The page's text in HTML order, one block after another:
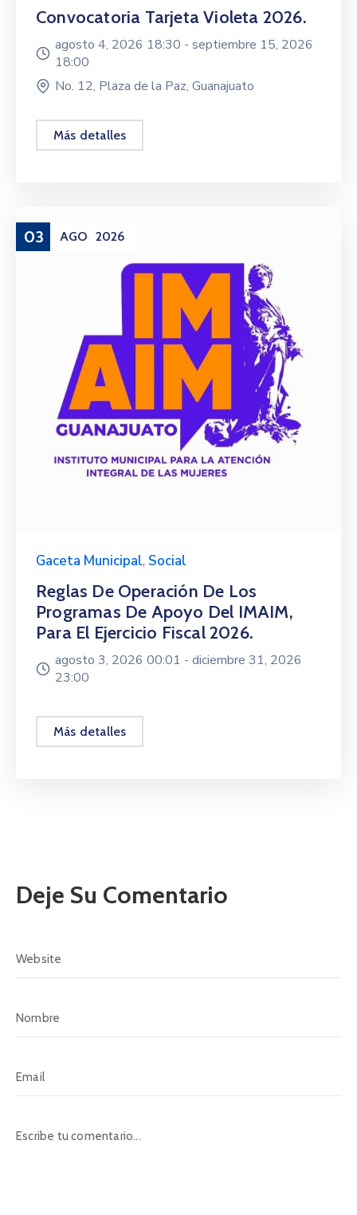
Convocatoria Tarjeta Violeta 2026.
agosto 4, 2026 18:30 - septiembre 15, 2026
18:00
No. 12, Plaza de la Paz, Guanajuato
Más detalles
03 AGO 2026
Gaceta Municipal, Social
Reglas De Operación De Los
Programas De Apoyo Del IMAIM,
Para El Ejercicio Fiscal 2026.
agosto 3, 2026 00:01 - diciembre 31, 2026
23:00
Más detalles
Deje Su Comentario